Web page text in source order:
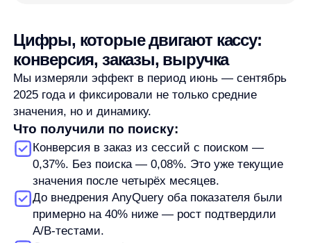
AnyRecs в проде две недели, и уже в сентябре
last‑click‑выручка составила 365 186 ₽.
даёт CTR около 27% — заметно выше типичных
бенчмарков по рынку.
Uplift в заказах благодаря рекомендациям —
около +10% (по доступным данным).
Особенно активно кликают мобильные
пользователи — сказывается компактная
вёрстка и релевантность подборок «С этим
товаром покупают» и «Похожие».